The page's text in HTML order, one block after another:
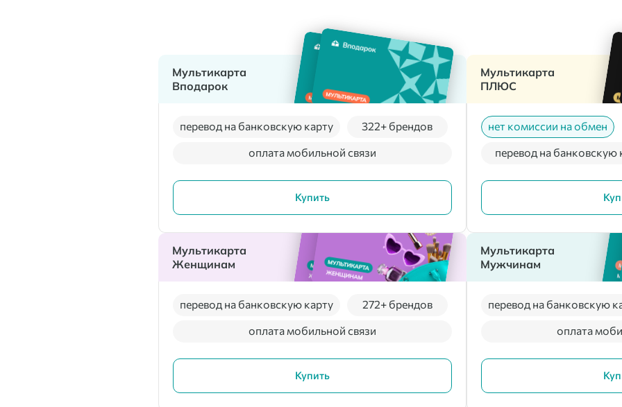
Мультикарта
Вподарок
оплата мобильной связи
перевод на банковскую карту 322+ брендов
Купить
Мультикарта
ПЛЮС
нет комиссии на обмен
перевод на банковскую
Мультикарта
Женщинам
оплата мобильной связи
перевод на банковскую карту 272+ брендов
Купить
Мультикарта
Мужчинам
оплата
перевод на банковскую